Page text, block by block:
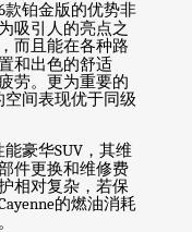
款铂金版的优势非
吸引人的亮点之
而且能在各种路
和出色的舒适
劳。更为重要的
空间表现优于同级
能豪华SUV ，其维
件更换和维修费
相对复杂，若保
的燃油消耗